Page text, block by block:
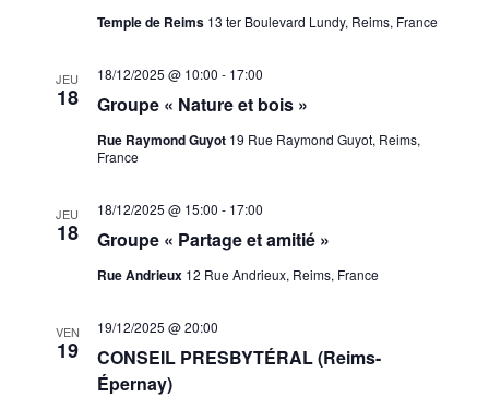
Temple de Reims 13 ter Boulevard Lundy, Reims, France
JEU
18 Groupe « Nature et bois »
18/12/2025 @ 10:00 - 17:00
Rue Raymond Guyot 19 Rue Raymond Guyot, Reims,
France
JEU
18 Groupe « Partage et amitié »
18/12/2025 @ 15:00 - 17:00
Rue Andrieux 12 Rue Andrieux, Reims, France
VEN
19
CONSEIL PRESBYTÉRAL (Reims-
Épernay)
19/12/2025 @ 20:00